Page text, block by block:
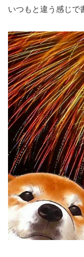
いつもと違う感じで